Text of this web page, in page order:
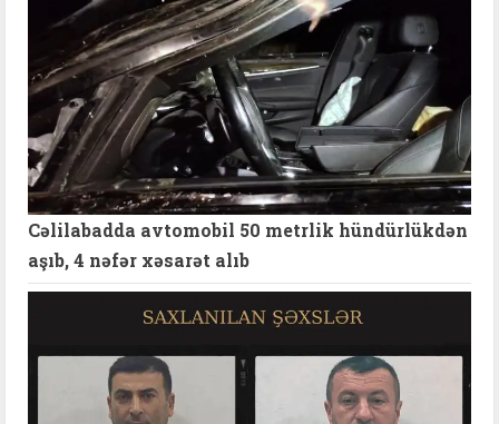
Cəlilabadda avtomobil 50 metrlik hündürlükdən
aşıb, 4 nəfər xəsarət alıb